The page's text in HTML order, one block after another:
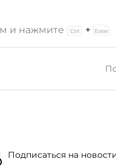
и нажмите +
Подписаться на